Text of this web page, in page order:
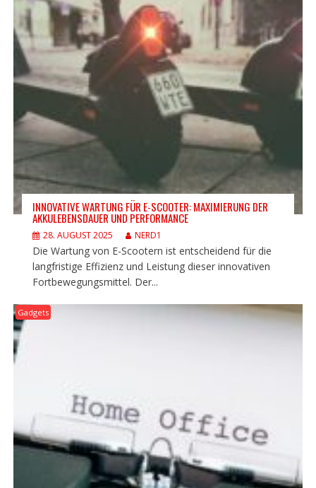
INNOVATIVE WARTUNG FÜR E-SCOOTER: MAXIMIERUNG DER
AKKULEBENSDAUER UND PERFORMANCE
28. AUGUST 2025 NERD1
Die Wartung von E-Scootern ist entscheidend für die
langfristige Effizienz und Leistung dieser innovativen
Fortbewegungsmittel. Der...
Gadgets